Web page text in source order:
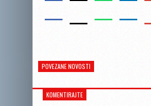
POVEZANE NOVOSTI
KOMENTIRAJTE